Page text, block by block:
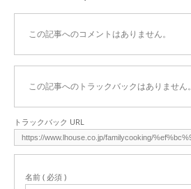
この記事へのコメントはありません。
この記事へのトラックバックはありません。
トラックバック URL
名前 ( 必須 )